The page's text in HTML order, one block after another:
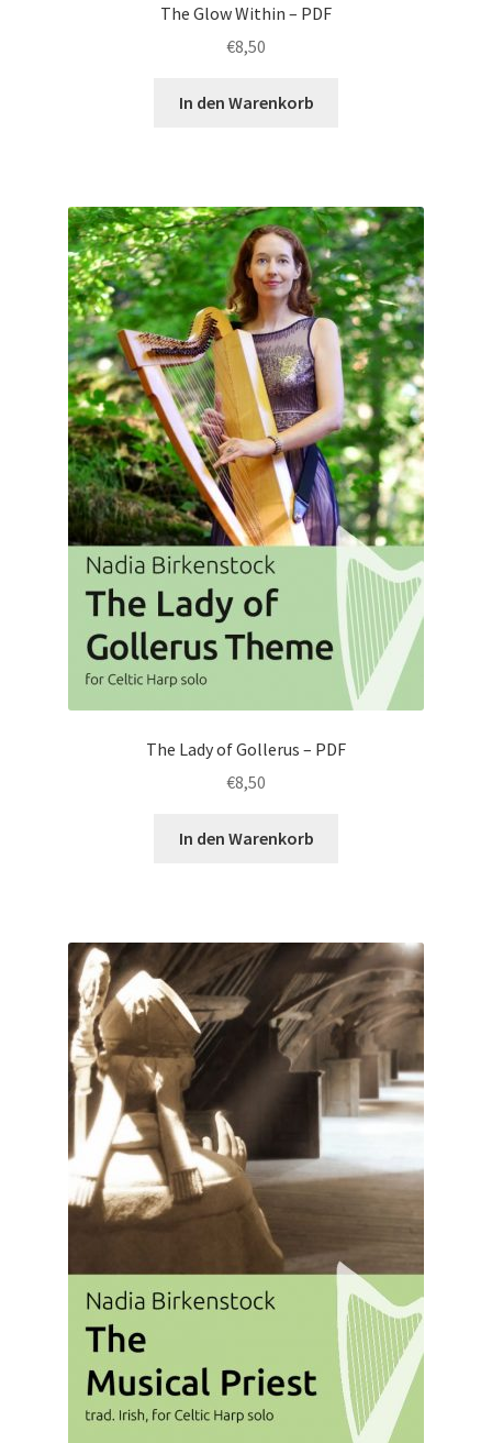
The Glow Within – PDF
€8,50
In den Warenkorb
The Lady of Gollerus – PDF
€8,50
In den Warenkorb